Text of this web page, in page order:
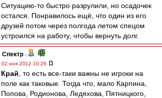
Ситуацию-то быстро разрулили, но осадочек
остался. Понравилось ещё, что один из его
друзей потом через полгода летом спецом
устроился на работу, чтобы вернуть долг.
Спектр -
02 ноя 2012 10:26
Край , то есть все-таки важны не игроки на
поле как таковые. Тогда что, мало Карпина,
Попова, Родионова, Ледяхова, Пятницкого,